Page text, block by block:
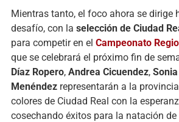
Mientras tanto, el foco ahora se dirige
desafío, con la selección de Ciudad
para competiren el Campeonato
que se celebrará el próximo fin de
Díaz Ropero, Andrea Cicuendez, Sonia
Menéndez representarán a la
colores de Ciudad Real con la
cosechando éxitos para la natación de